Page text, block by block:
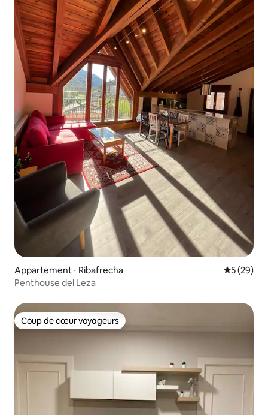
Appartement ⋅ Ribafrecha
5 (29)
Penthouse del Leza
Coup de cœur voyageurs
Coup de cœur voyageurs